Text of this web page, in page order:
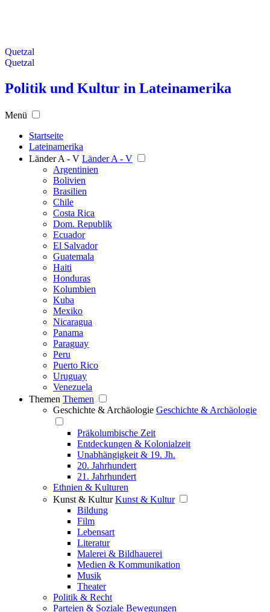
Quetzal
Quetzal
Politik und Kultur in Lateinamerika
Menü
Startseite
Lateinamerika
Länder A - V Länder A - V
Argentinien
Bolivien
Brasilien
Chile
Costa Rica
Dom. Republik
Ecuador
El Salvador
Guatemala
Haiti
Honduras
Kolumbien
Kuba
Mexiko
Nicaragua
Panama
Paraguay
Peru
Puerto Rico
Uruguay
Venezuela
Themen Themen
Geschichte & Archäologie Geschichte & Archäologie
Präkolumbische Zeit
Entdeckungen & Kolonialzeit
Unabhängigkeit & 19. Jh.
20. Jahrhundert
21. Jahrhundert
Ethnien & Kulturen
Kunst & Kultur Kunst & Kultur
Bildung
Film
Lebensart
Literatur
Malerei & Bildhauerei
Medien & Kommunikation
Musik
Theater
Politik & Recht
Parteien & Soziale Bewegungen